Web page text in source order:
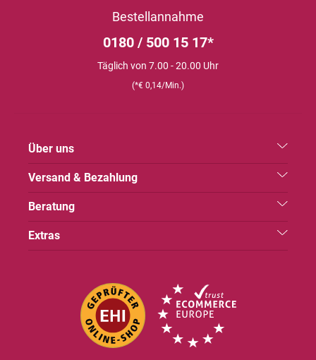
Bestellannahme
0180 / 500 15 17*
Täglich von 7.00 - 20.00 Uhr
(*€ 0,14/Min.)
Über uns
Versand & Bezahlung
Beratung
Extras